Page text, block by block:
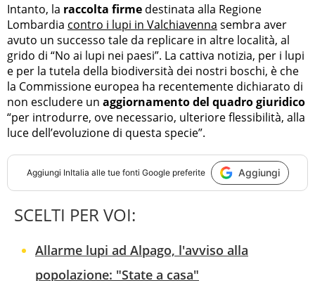
Intanto, la raccolta firme destinata alla Regione
Lombardia contro i lupi in Valchiavenna sembra aver
avuto un successo tale da replicare in altre località, al
grido di “No ai lupi nei paesi”. La cattiva notizia, per i lupi
e per la tutela della biodiversità dei nostri boschi, è che
la Commissione europea ha recentemente dichiarato di
non escludere un aggiornamento del quadro giuridico
“per introdurre, ove necessario, ulteriore flessibilità, alla
luce dell’evoluzione di questa specie”.
Aggiungi InItalia alle tue fonti Google preferite Aggiungi
SCELTI PER VOI:
Allarme lupi ad Alpago, l'avviso alla
popolazione: "State a casa"